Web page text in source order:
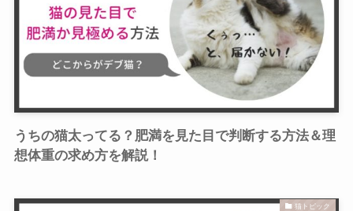
うちの猫太ってる？肥満を見た目で判断する方法＆理
想体重の求め方を解説！
猫トピック